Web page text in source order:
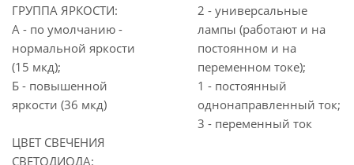
ГРУППА ЯРКОСТИ:
А - по умолчанию -
нормальной яркости
(15 мкд);
Б - повышенной
яркости (36 мкд)
2 - универсальные
лампы (работают и на
постоянном и на
переменном токе);
1 - постоянный
однонаправленный ток;
3 - переменный ток
ЦВЕТ СВЕЧЕНИЯ
СВЕТОДИОДА: